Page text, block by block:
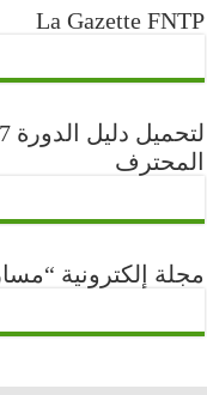
La Gazette FNTP
المحترف
مجلة إلكترونية “مسارح”